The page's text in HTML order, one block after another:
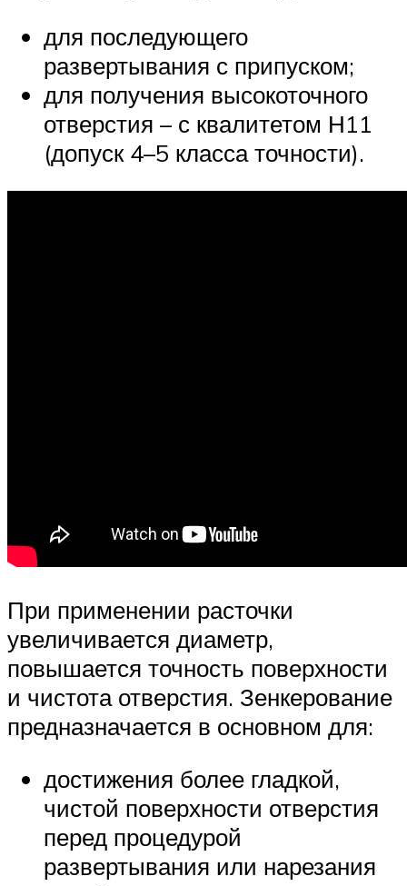
для последующего
развертывания с припуском;
для получения высокоточного
отверстия – с квалитетом Н11
(допуск 4–5 класса точности).
При применении расточки
увеличивается диаметр,
повышается точность поверхности
и чистота отверстия. Зенкерование
предназначается в основном для:
достижения более гладкой,
чистой поверхности отверстия
перед процедурой
развертывания или нарезания